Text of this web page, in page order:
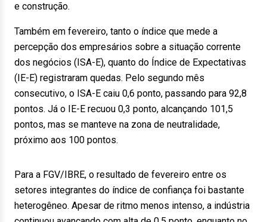
e construção.
Também em fevereiro, tanto o índice que mede a
percepção dos empresários sobre a situação corrente
dos negócios (ISA-E), quanto do Índice de Expectativas
(IE-E) registraram quedas. Pelo segundo mês
consecutivo, o ISA-E caiu 0,6 ponto, passando para 92,8
pontos. Já o IE-E recuou 0,3 ponto, alcançando 101,5
pontos, mas se manteve na zona de neutralidade,
próximo aos 100 pontos.
Para a FGV/IBRE, o resultado de fevereiro entre os
setores integrantes do índice de confiança foi bastante
heterogêneo. Apesar de ritmo menos intenso, a indústria